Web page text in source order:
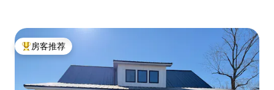
热门「房客推荐」
房客推荐